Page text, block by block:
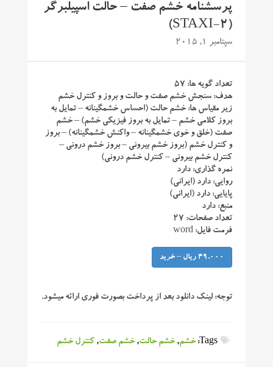
پرسشنامه خشم صفت – حالت اسپیلبرگر
(STAXI-2)
سپتامبر 1, 2015
تعداد گویه ها: ۵۷
هدف: سنجش خشم صفت و حالت و بروز و کنترل خشم
زیر مقیاس ها: خشم حالت (احساس خشمگینانه – تمایل به
بروز کلامی خشم – تمایل به بروز فیزیکی خشم) – خشم
صفت (خلق و خوی خشمگینانه – واکنش خشمگینانه) – بروز
و کنترل خشم (بروز خشم بیرونی – بروز خشم درونی –
کنترل خشم بیرونی – کنترل خشم درونی)
نمره گذاری: دارد
روایی: دارد (ایرانی)
پایایی: دارد (ایرانی)
منبع: دارد
تعداد صفحات: ۲۷
فرمت فایل: word
49,000 ریال – خرید
توجه: لینک دانلود بعد از پرداخت بصورت فوری ارائه میشود.
Tags: خشم,خشم حالت,خشم صفت, کنترل خشم